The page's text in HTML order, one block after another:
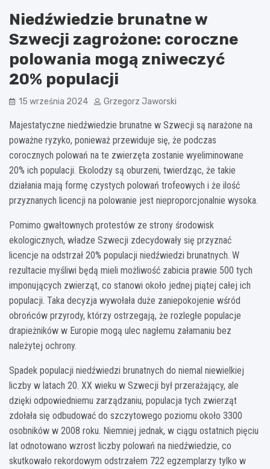
Niedźwiedzie brunatne w
Szwecji zagrożone: coroczne
polowania mogą zniweczyć
20% populacji
15 września 2024 Grzegorz Jaworski
Majestatyczne niedźwiedzie brunatne w Szwecji są narażone na
poważne ryzyko, ponieważ przewiduje się, że podczas
corocznych polowań na te zwierzęta zostanie wyeliminowane
20% ich populacji. Ekolodzy są oburzeni, twierdząc, że takie
działania mają formę czystych polowań trofeowych i że ilość
przyznanych licencji na polowanie jest nieproporcjonalnie wysoka.
Pomimo gwałtownych protestów ze strony środowisk
ekologicznych, władze Szwecji zdecydowały się przyznać
licencje na odstrzał 20% populacji niedźwiedzi brunatnych. W
rezultacie myśliwi będą mieli możliwość zabicia prawie 500 tych
imponujących zwierząt, co stanowi około jednej piątej całej ich
populacji. Taka decyzja wywołała duże zaniepokojenie wśród
obrońców przyrody, którzy ostrzegają, że rozległe populacje
drapieżników w Europie mogą ulec nagłemu załamaniu bez
należytej ochrony.
Spadek populacji niedźwiedzi brunatnych do niemal niewielkiej
liczby w latach 20. XX wieku w Szwecji był przerażający, ale
dzięki odpowiedniemu zarządzaniu, populacja tych zwierząt
zdołała się odbudować do szczytowego poziomu około 3300
osobników w 2008 roku. Niemniej jednak, w ciągu ostatnich pięciu
lat odnotowano wzrost liczby polowań na niedźwiedzie, co
skutkowało rekordowym odstrzałem 722 egzemplarzy tylko w